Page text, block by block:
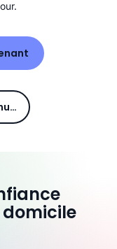
Recevoir une brochure